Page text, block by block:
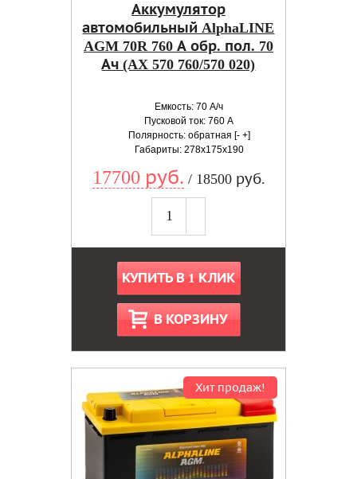
Аккумулятор
автомобильный AlphaLINE
AGM 70R 760 А обр. пол. 70
Ач (AX 570 760/570 020)
Емкость: 70 А/ч
Пусковой ток: 760 А
Полярность: обратная [- +]
Габариты: 278x175x190
17700 руб. / 18500 руб.
КУПИТЬ В 1 КЛИК
В КОРЗИНУ
Хит продаж!